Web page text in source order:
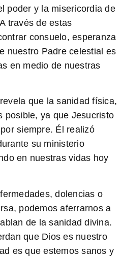
poder y la misericordia de
través de estas
consuelo, esperanza
nuestro Padre celestial es
en medio de nuestras
que la sanidad física,
posible, ya que Jesucristo
siempre. Él realizó
su ministerio
en nuestras vidas hoy
dolencias o
podemos aferrarnos a
de la sanidad divina.
que Dios es nuestro
es que estemos sanos y